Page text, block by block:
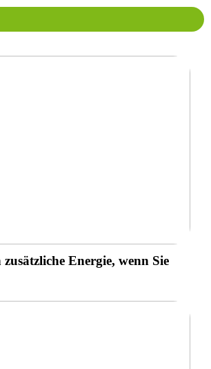
zusätzliche Energie, wenn Sie